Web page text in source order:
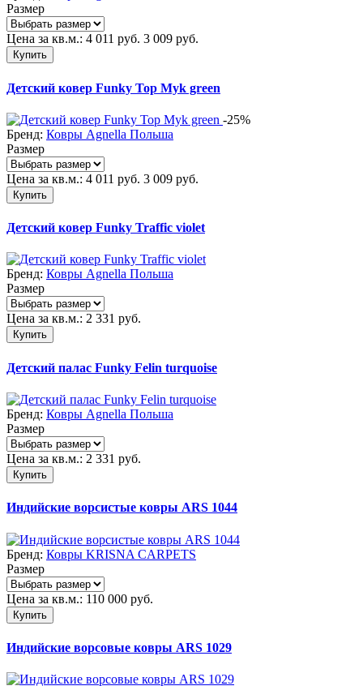
Размер
Цена за кв.м.: 4 011 руб. 3 009 руб.
Купить
Детский ковер Funky Top Myk green
-25%
Бренд: Ковры Agnella Польша
Размер
Цена за кв.м.: 4 011 руб. 3 009 руб.
Купить
Детский ковер Funky Traffic violet
Бренд: Ковры Agnella Польша
Размер
Цена за кв.м.: 2 331 руб.
Купить
Детский палас Funky Felin turquoise
Бренд: Ковры Agnella Польша
Размер
Цена за кв.м.: 2 331 руб.
Купить
Индийские ворсистые ковры ARS 1044
Бренд: Ковры KRISNA CARPETS
Размер
Цена за кв.м.: 110 000 руб.
Купить
Индийские ворсовые ковры ARS 1029